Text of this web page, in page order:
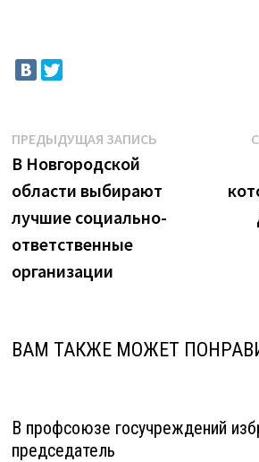
Навигация
по
записям
ПРЕДЫДУЩАЯ ЗАПИСЬ
В Новгородской
области выбирают
лучшие социально-
ответственные
организации
ВАМ ТАКЖЕ МОЖЕТ
В профсоюзе госучреждений
председатель